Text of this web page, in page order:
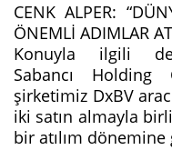
CENK ALPER:
ÖNEMLİ ADIMLAR
Konuyla ilgili
Sabancı Holding
şirketimiz DxBV
iki satın almayla
bir atılım